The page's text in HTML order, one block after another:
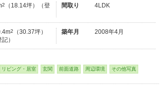
2
（18.14坪）（登
間取り 4LDK
2
（30.37坪）
記）
築年月 2008年4月
リビング・居室 玄関 前面道路 周辺環境 その他写真